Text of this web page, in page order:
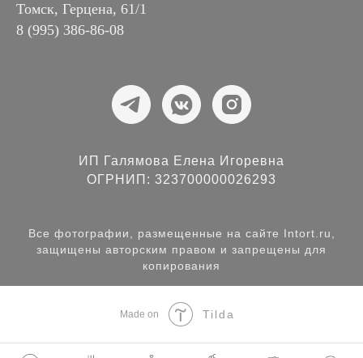
Томск, Герцена, 61/1
8 (995) 386-86-08
ИП Галямова Елена Игоревна
ОГРНИП: 323700000026293
Все фотографии, размещенные на сайте Intort.ru,
защищены авторским правом и запрещены для
копирования
Made on Tilda